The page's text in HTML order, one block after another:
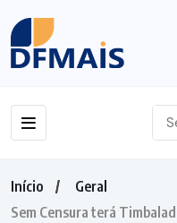
Início
Geral
Sem Censura terá